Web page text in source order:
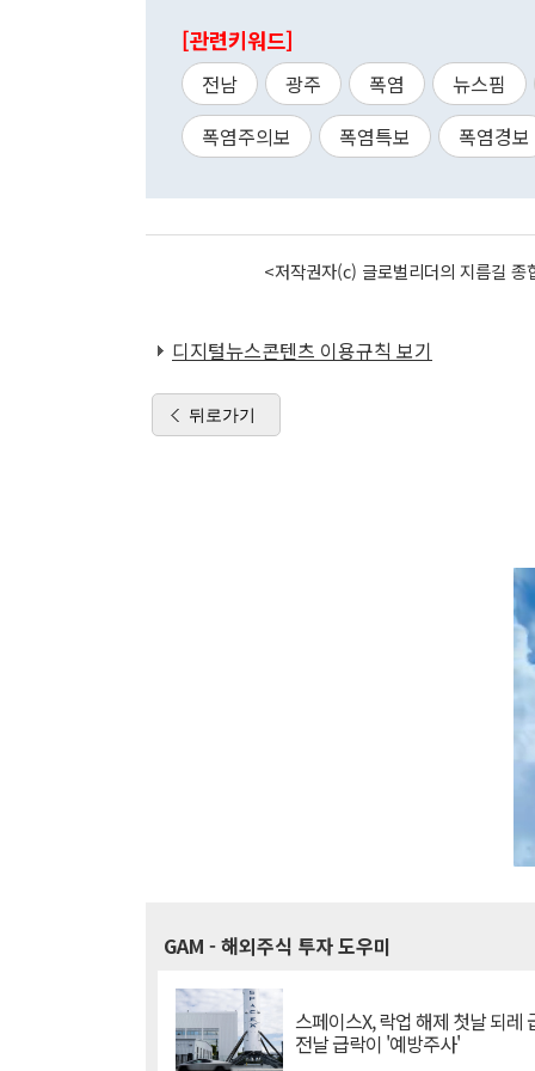
[관련키워드]
전남 광주 폭염
뉴스핌
폭염주의보
폭염특보 폭염경보
<저작권자(c) 글로벌리더의 지름길
디지털뉴스콘텐츠 이용규칙 보기
뒤로가기
GAM - 해외주식 투자 도우미
스페이스X, 락업 해제 첫날 되레
전날 급락이 '예방주사'